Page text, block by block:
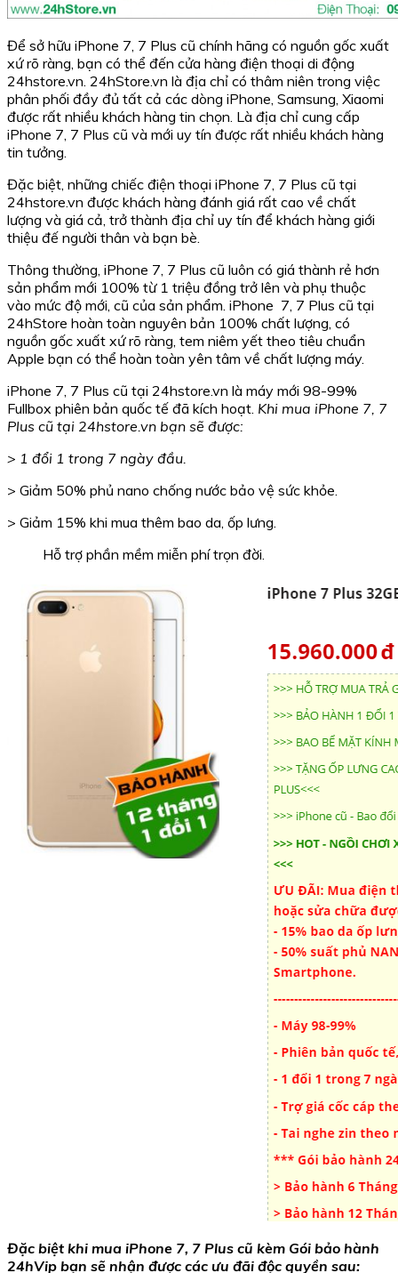
Để sở hữu iPhone 7, 7 Plus cũ chính hãng có nguồn gốc xuất
xứ rõ ràng, bạn có thể đến cửa hàng điện thoại di động
24hstore.vn. 24hStore.vn là địa chỉ có thâm niên trong việc
phân phối đầy đủ tất cả các dòng iPhone, Samsung, Xiaomi
được rất nhiều khách hàng tin chọn. Là địa chỉ cung cấp
iPhone 7, 7 Plus cũ và mới uy tín được rất nhiều khách hàng
tin tưởng.
Đặc biệt, những chiếc điện thoại iPhone 7, 7 Plus cũ tại
24hstore.vn được khách hàng đánh giá rất cao về chất
lượng và giá cả, trở thành địa chỉ uy tín để khách hàng giới
thiệu đế người thân và bạn bè.
Thông thường, iPhone 7, 7 Plus cũ luôn có giá thành rẻ hơn
sản phẩm mới 100% từ 1 triệu đồng trở lên và phụ thuộc
vào mức độ mới, cũ của sản phẩm. iPhone 7, 7 Plus cũ tại
24hStore hoàn toàn nguyên bản 100% chất lượng, có
nguồn gốc xuất xứ rõ ràng, tem niêm yết theo tiêu chuẩn
Apple bạn có thể hoàn toàn yên tâm về chất lượng máy.
iPhone 7, 7 Plus cũ tại 24hstore.vn là máy mới 98-99%
Fullbox phiên bản quốc tế đã kích hoạt. Khi mua iPhone 7, 7
Plus cũ tại 24hstore.vn bạn sẽ được:
> 1 đổi 1 trong 7 ngày đầu.
> Giảm 50% phủ nano chống nước bảo vệ sức khỏe.
> Giảm 15% khi mua thêm bao da, ốp lưng.
Hỗ trợ phần mềm miễn phí trọn đời.
Đặc biệt khi mua iPhone 7, 7 Plus cũ kèm Gói bảo hành
24hVip bạn sẽ nhận được các ưu đãi độc quyền sau: